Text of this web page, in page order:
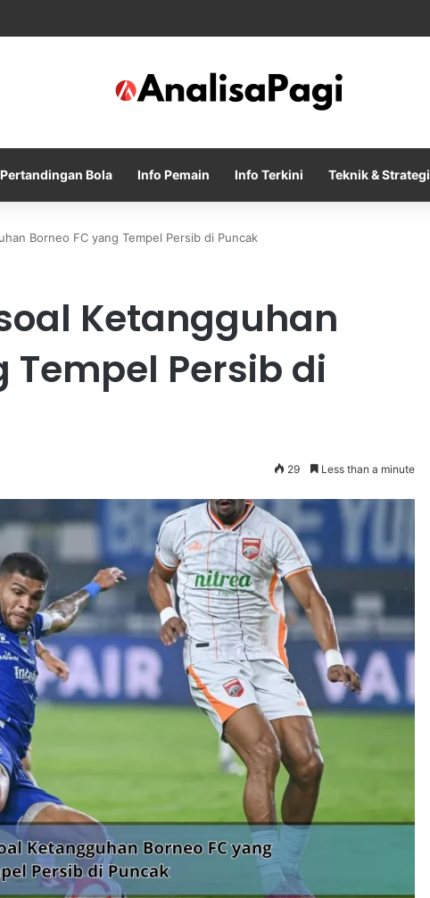
Pertandingan Bola Info Pemain Info Terkini Teknik & Strategi
Borneo FC yang Tempel Persib di Puncak
Ketangguhan
Tempel Persib di
29 Less than a minute